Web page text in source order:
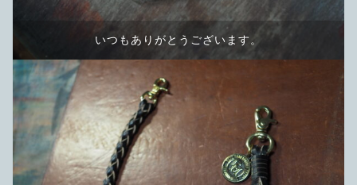
いつもありがとうございます。